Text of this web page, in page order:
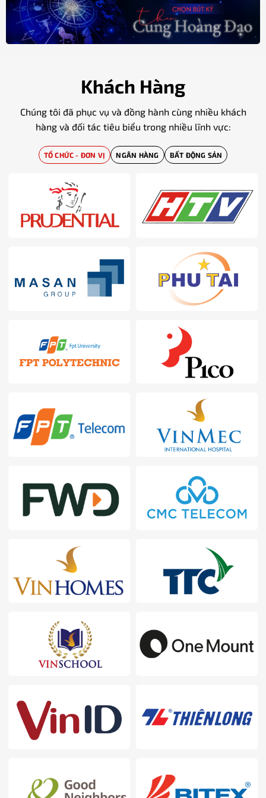
Khách Hàng
Chúng tôi đã phục vụ và đồng hành cùng nhiều khách
hàng và đối tác tiêu biểu trong nhiều lĩnh vực:
TỔ CHỨC - ĐƠN VỊ NGÂN HÀNG BẤT ĐỘNG SẢN